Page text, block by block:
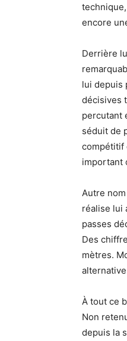
encore
Derrière
lui depuis
décisives
percutant
séduit de
compétitif
important
Autre
réalise lui
passes
Des
mètres.
À tout ce
Non
depuis la